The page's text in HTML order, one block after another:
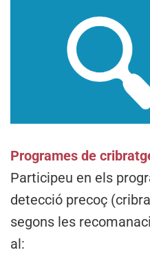
Programes de
Participeu en els
detecció precoç
segons les
al: